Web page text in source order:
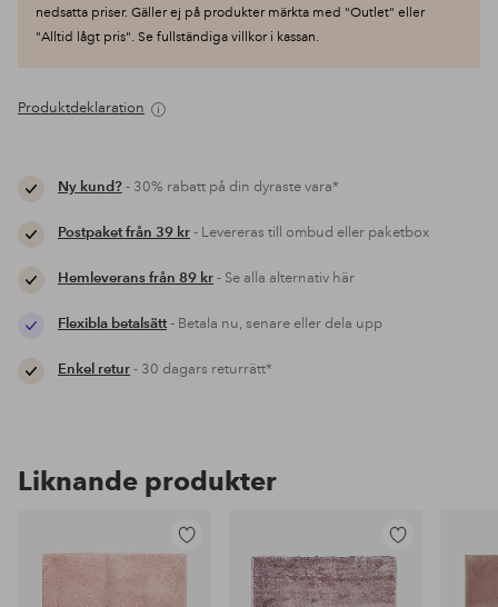
nedsatta priser. Gäller ej på produkter märkta med "Outlet" eller
"Alltid lågt pris". Se fullständiga villkor i kassan.
Produktdeklaration
Ny kund?- 30% rabatt på din dyraste vara*
Postpaket från 39 kr- Levereras till ombud eller paketbox
Hemleverans från 89 kr- Se alla alternativ här
Flexibla betalsätt- Betala nu, senare eller dela upp
Enkel retur- 30 dagars returrätt*
Liknande produkter
Lägg
till
i
Lägg
till
i